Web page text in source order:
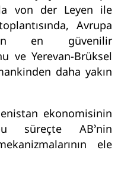
von der Leyen ile
Avrupa
en güvenilir
ve Yerevan-Brüksel
daha yakın
ekonomisinin
süreçte AB’nin
ele